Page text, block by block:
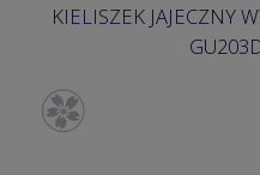
KIELISZEK JAJECZNY